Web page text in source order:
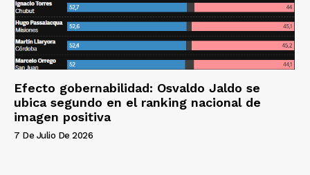
Efecto gobernabilidad: Osvaldo Jaldo se
ubica segundo en el ranking nacional de
imagen positiva
7 De Julio De 2026